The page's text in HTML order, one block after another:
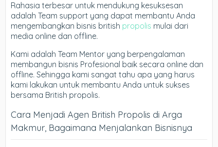
Rahasia terbesar untuk mendukung kesuksesan
adalah Team support yang dapat membantu Anda
mengembangkan bisnis british propolis mulai dari
media online dan offline.
Kami adalah Team Mentor yang berpengalaman
membangun bisnis Profesional baik secara online dan
offline. Sehingga kami sangat tahu apa yang harus
kami lakukan untuk membantu Anda untuk sukses
bersama British propolis.
Cara Menjadi Agen British Propolis di Arga
Makmur, Bagaimana Menjalankan Bisnisnya